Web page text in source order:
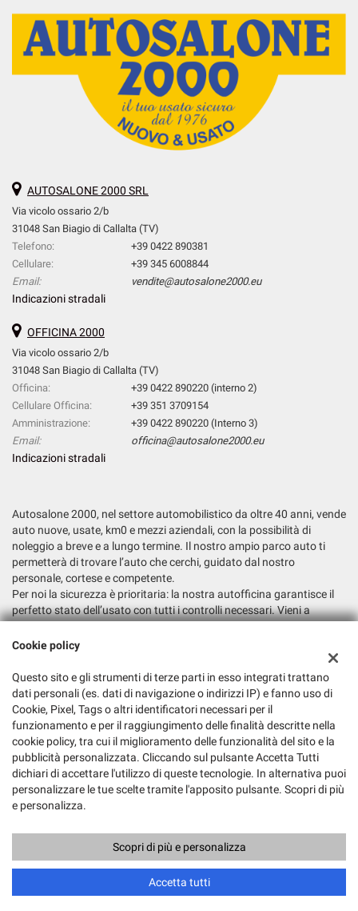
AUTOSALONE 2000 SRL
Via vicolo ossario 2/b
31048 San Biagio di Callalta (TV)
Telefono:
+39 0422 890381
Cellulare:
+39 345 6008844
Email:
vendite@autosalone2000.eu
Indicazioni stradali
OFFICINA 2000
Via vicolo ossario 2/b
31048 San Biagio di Callalta (TV)
Officina:
+39 0422 890220 (interno 2)
Cellulare Officina:
+39 351 3709154
Amministrazione:
+39 0422 890220 (Interno 3)
Email:
officina@autosalone2000.eu
Indicazioni stradali
Autosalone 2000, nel settore automobilistico da oltre 40 anni, vende
auto nuove, usate, km0 e mezzi aziendali, con la possibilità di
noleggio a breve e a lungo termine. Il nostro ampio parco auto ti
permetterà di trovare l’auto che cerchi, guidato dal nostro
personale, cortese e competente.
Per noi la sicurezza è prioritaria: la nostra autofficina garantisce il
perfetto stato dell’usato con tutti i controlli necessari. Vieni a
Autosalone 2000 Srl
Via Argine San Marco, 6, San Biagio di Callalta (TV)
C.F/P.IVA:03147730265
Registro delle imprese: TV
Copyright © 2026 GestionaleAuto.com S.r.l., Tutti i diritti riservati -
Leggi l'informativa sulla privacy-Cookie Policy
GestionaleAuto.com
Cookie policy
Questo sito e gli strumenti di terze parti in esso integrati trattano
dati personali (es. dati di navigazione o indirizzi IP) e fanno uso di
Cookie, Pixel, Tags o altri identificatori necessari per il
funzionamento e per il raggiungimento delle finalità descritte nella
cookie policy, tra cui il miglioramento delle funzionalità del sito e la
pubblicità personalizzata. Cliccando sul pulsante Accetta Tutti
dichiari di accettare l'utilizzo di queste tecnologie. In alternativa puoi
personalizzare le tue scelte tramite l'apposito pulsante. Scopri di più
e personalizza.
Scopri di più e personalizza
Accetta tutti